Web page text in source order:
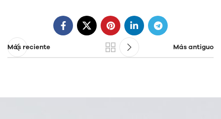
Más reciente Más antiguo